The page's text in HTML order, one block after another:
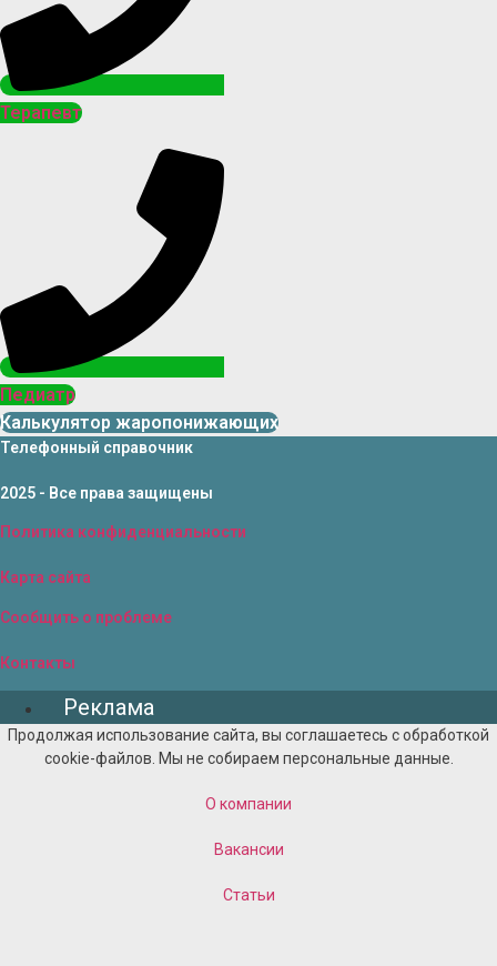
Терапевт
Педиатр
Калькулятор жаропонижающих
Телефонный справочник
2025 - Все права защищены
Политика конфиденциальности
Карта сайта
Сообщить о проблеме
Контакты
Реклама
Продолжая использование сайта, вы соглашаетесь с обработкой
cookie-файлов. Мы не собираем персональные данные.
О компании
Вакансии
Статьи